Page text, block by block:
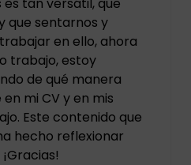
que sentarnos y
en ello, ahora
trabajo, estoy
de qué manera
mi CV y en mis
Este contenido que
hecho reflexionar